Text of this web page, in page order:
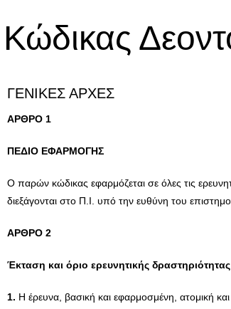
Κώδικας
ΓΕΝΙΚΕΣ ΑΡΧΕΣ
AΡΘΡΟ 1
ΠΕΔΙΟ ΕΦΑΡΜΟΓΗΣ
Ο παρών κώδικας εφαρμόζεται σε όλες τις
διεξάγονται στο Π.Ι. υπό την ευθύνη του
AΡΘΡΟ 2
Έκταση και όριο ερευνητικής δραστηριότητας
1. Η έρευνα, βασική και εφαρμοσμένη, ατομική